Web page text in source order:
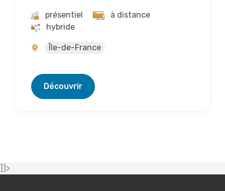
présentiel
à distance
hybride
Île-de-France
Découvrir
]]>